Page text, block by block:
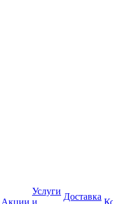
Акции
Услуги
и
Доставка